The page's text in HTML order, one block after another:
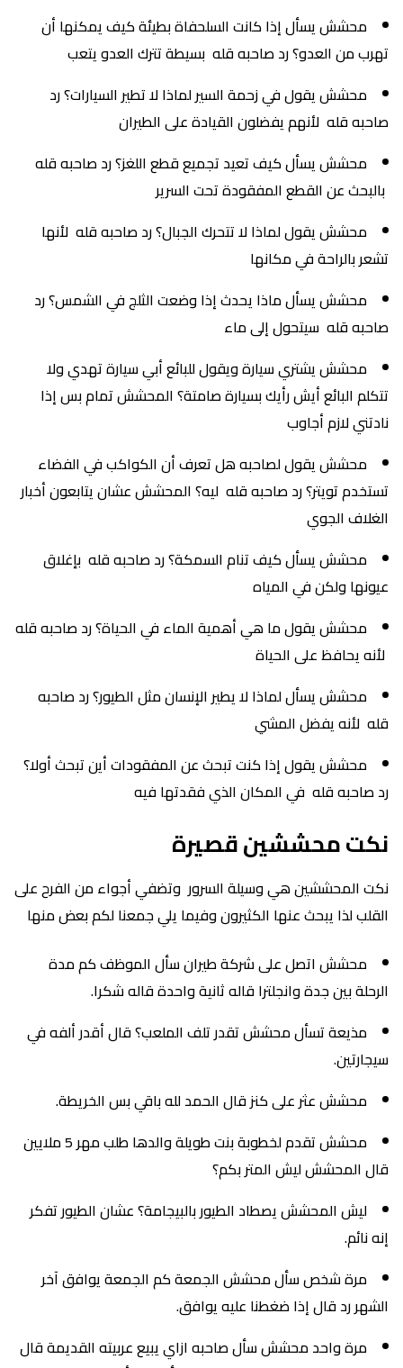
محشش يسأل إذا كانت السلحفاة بطيئة كيف يمكنها أن
تهرب من العدو؟ رد صاحبه قله بسيطة تترك العدو يتعب
محشش يقول في زحمة السير لماذا لا تطير السيارات؟ رد
صاحبه قله لأنهم يفضلون القيادة على الطيران
محشش يسأل كيف تعيد تجميع قطع اللغز؟ رد صاحبه قله
بالبحث عن القطع المفقودة تحت السرير
محشش يقول لماذا لا تتحرك الجبال؟ رد صاحبه قله لأنها
تشعر بالراحة في مكانها
محشش يسأل ماذا يحدث إذا وضعت الثلج في الشمس؟ رد
صاحبه قله سيتحول إلى ماء
محشش يشتري سيارة ويقول للبائع أبي سيارة تهدي ولا
تتكلم البائع أيش رأيك بسيارة صامتة؟ المحشش تمام بس إذا
نادتني لازم أجاوب
محشش يقول لصاحبه هل تعرف أن الكواكب في الفضاء
تستخدم تويتر؟ رد صاحبه قله ليه؟ المحشش عشان يتابعون أخبار
الغلاف الجوي
محشش يسأل كيف تنام السمكة؟ رد صاحبه قله بإغلاق
عيونها ولكن في المياه
محشش يقول ما هي أهمية الماء في الحياة؟ رد صاحبه قله
لأنه يحافظ على الحياة
محشش يسأل لماذا لا يطير الإنسان مثل الطيور؟ رد صاحبه
قله لأنه يفضل المشي
محشش يقول إذا كنت تبحث عن المفقودات أين تبحث أولا؟
رد صاحبه قله في المكان الذي فقدتها فيه
نكت محششين قصيرة
نكت المحششين هي وسيلة السرور وتضفي أجواء من الفرح على
القلب لذا يبحث عنها الكثيرون وفيما يلي جمعنا لكم بعض منها
محشش اتصل على شركة طيران سأل الموظف كم مدة
الرحلة بين جدة وانجلترا قاله ثانية واحدة قاله شكرا.
مذيعة تسأل محشش تقدر تلف الملعب؟ قال أقدر ألفه في
سيجارتين.
محشش عثر على كنز قال الحمد لله باقي بس الخريطة.
محشش تقدم لخطوبة بنت طويلة والدها طلب مهر 5 ملايين
قال المحشش ليش المتر بكم؟
ليش المحشش يصطاد الطيور بالبيجامة؟ عشان الطيور تفكر
إنه نائم.
مرة شخص سأل محشش الجمعة كم الجمعة يوافق آخر
الشهر رد قال إذا ضغطنا عليه يوافق.
مرة واحد محشش سأل صاحبه ازاي يبيع عربيته القديمة قال